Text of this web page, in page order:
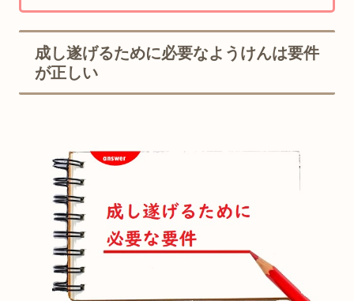
成し遂げるために必要なようけんは要件
が正しい